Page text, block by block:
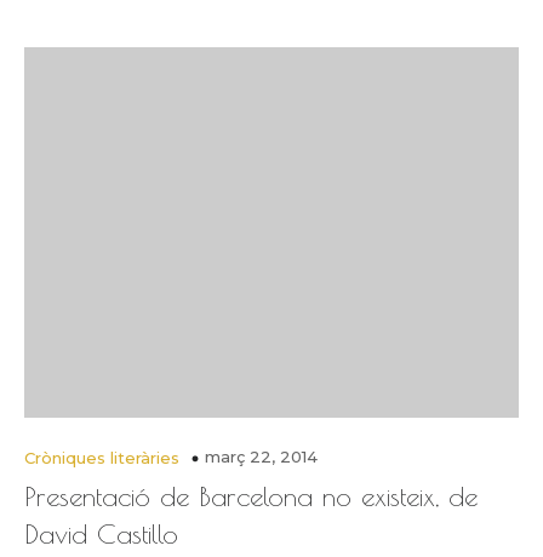
Cròniques literàries març 22, 2014
Presentació de Barcelona no existeix, de
David Castillo